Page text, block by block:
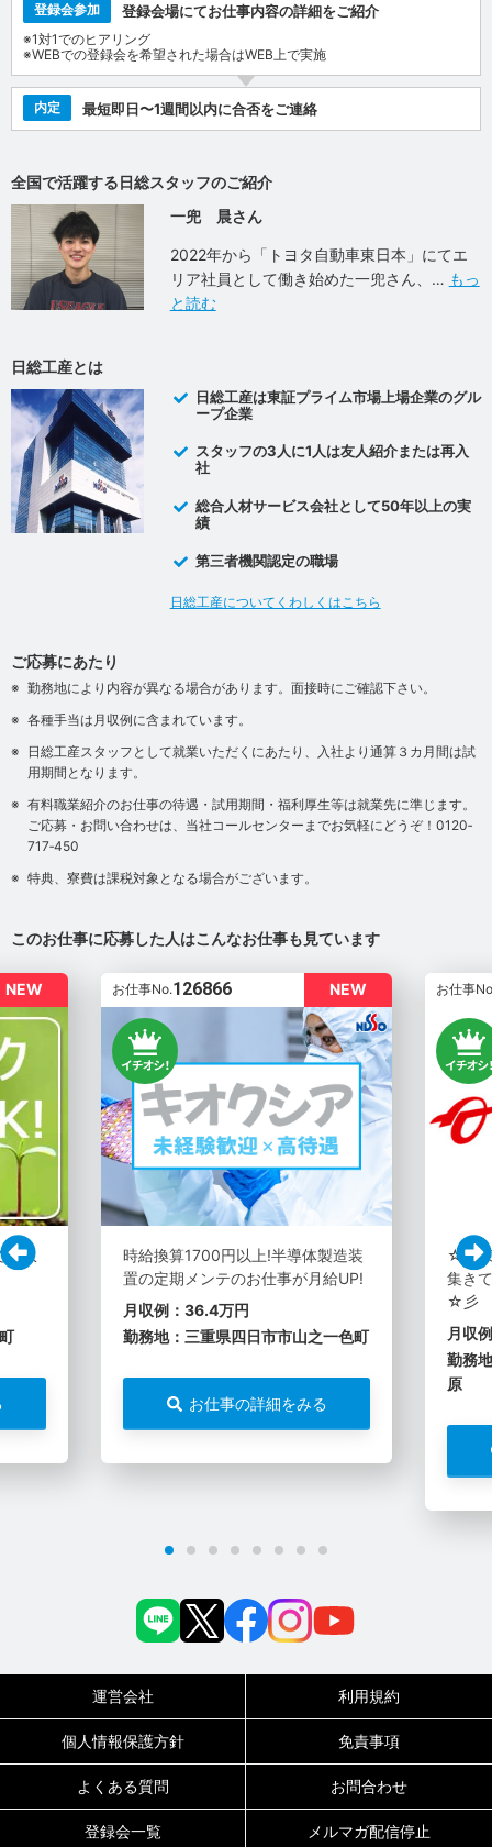
登録会参加 登録会場にてお仕事内容の詳細をご紹介
※1対1でのヒアリング
※WEBでの登録会を希望された場合はWEB上で実施
内定 最短即日〜1週間以内に合否をご連絡
全国で活躍する日総スタッフのご紹介
一兜 晨さん
2022年から「トヨタ自動車東日本」にてエ
リア社員として働き始めた一兜さん、
もっ
と読む
日総工産とは
日総工産は東証プライム市場上場企業のグル
ープ企業
スタッフの3人に1人は友人紹介または再入
社
総合人材サービス会社として50年以上の実
績
第三者機関認定の職場
日総工産についてくわしくはこちら
ご応募にあたり
勤務地により内容が異なる場合があります。面接時にご確認下さい。
各種手当は月収例に含まれています。
日総工産スタッフとして就業いただくにあたり、入社より通算３カ月間は試
用期間となります。
有料職業紹介のお仕事の待遇・試用期間・福利厚生等は就業先に準じます。
ご応募・お問い合わせは、当社コールセンターまでお気軽にどうぞ！0120‐
717‐450
特典、寮費は課税対象となる場合がございます。
このお仕事に応募した人はこんなお仕事も見ています
NEW
月収
NEW
お仕事No.126866
時給換算1700円以上!半導体製造装
置の定期メンテのお仕事が月給UP!
月収例：36.4万円
勤務地：三重県四日市市山之一色町
お仕事の詳細をみる
お仕事
☆彡
集き
☆彡
月収
勤務
原
運営会社 利用規約
個人情報保護方針 免責事項
よくある質問 お問合わせ
登録会一覧 メルマガ配信停止